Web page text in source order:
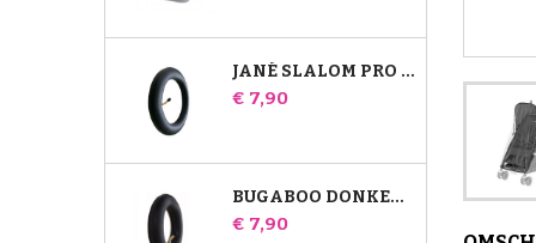
JANÉ SLALOM PRO EN POWERTWIN KINDERWAGEN BINNENBAND
Prijs
€ 7,90
BUGABOO DONKEY KINDERWAGEN LUCHTKAMER VOOR
Prijs
€ 7,90